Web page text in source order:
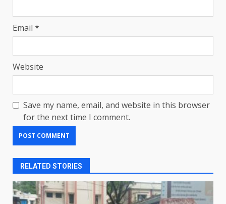
Email *
Website
Save my name, email, and website in this browser
for the next time I comment.
RELATED STORIES